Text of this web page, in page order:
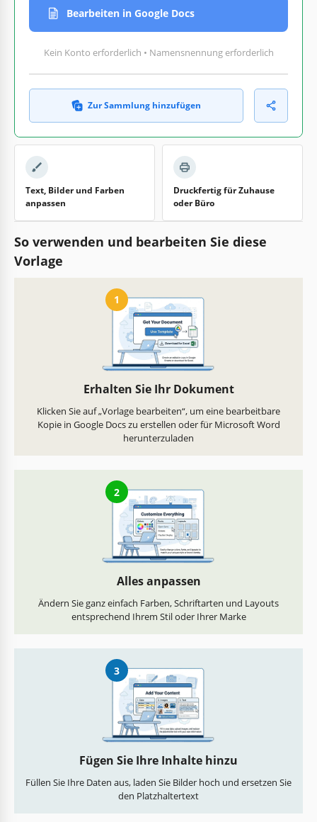
Bearbeiten in Google Docs
Kein Konto erforderlich • Namensnennung erforderlich
Zur Sammlung hinzufügen
Text, Bilder und Farben
anpassen
Druckfertig für Zuhause
oder Büro
So verwenden und bearbeiten Sie diese
Vorlage
1
Erhalten Sie Ihr Dokument
Klicken Sie auf „Vorlage bearbeiten“, um eine bearbeitbare
Kopie in Google Docs zu erstellen oder für Microsoft Word
herunterzuladen
2
Alles anpassen
Ändern Sie ganz einfach Farben, Schriftarten und Layouts
entsprechend Ihrem Stil oder Ihrer Marke
3
Fügen Sie Ihre Inhalte hinzu
Füllen Sie Ihre Daten aus, laden Sie Bilder hoch und ersetzen Sie
den Platzhaltertext